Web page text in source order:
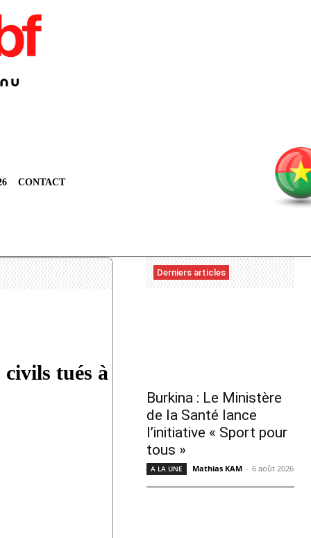
CONTACT
tués à
Derniers articles
Burkina : Le Ministère
de la Santé lance
l’initiative « Sport pour
tous »
A LA UNE Mathias KAM - 6 août 2026